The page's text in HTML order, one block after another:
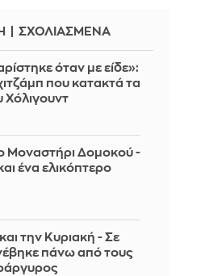
ΣΧΟΛΙΑΣΜΕΝΑ
όταν με είδε»:
που κατακτά τα
Χόλιγουντ
Μοναστήρι Δομοκού -
ένα ελικόπτερο
την Κυριακή - Σε
πάνω από τους